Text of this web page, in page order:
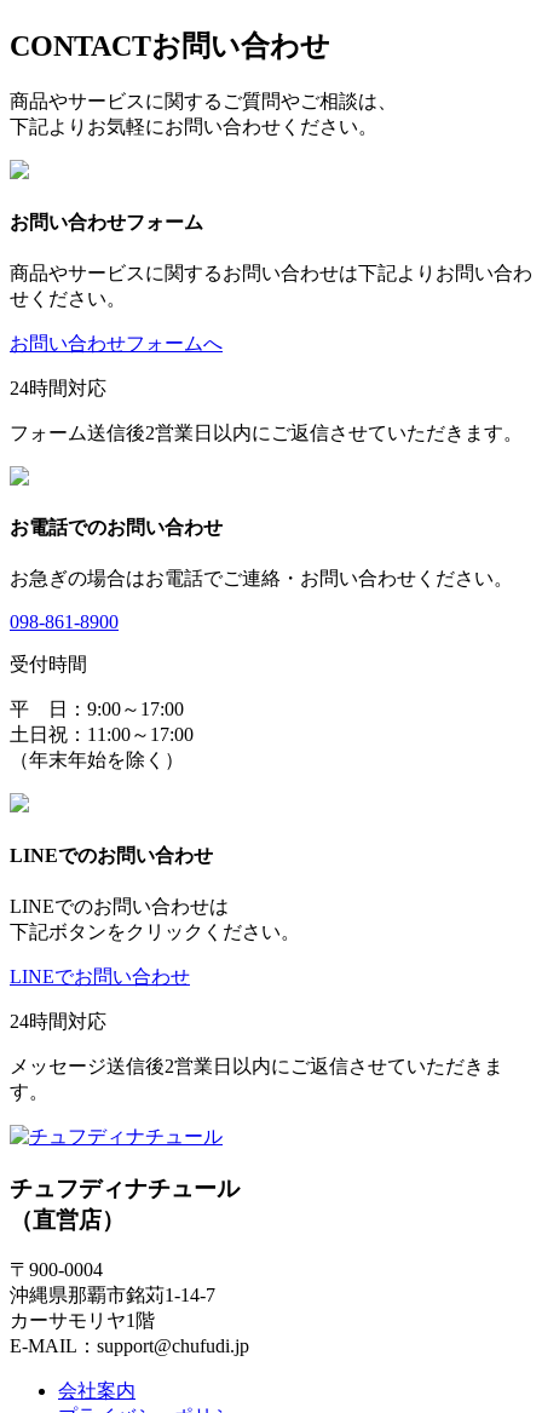
CONTACTお問い合わせ
商品やサービスに関するご質問やご相談は、
下記よりお気軽にお問い合わせください。
お問い合わせフォーム
商品やサービスに関するお問い合わせは下記よりお問い合わ
せください。
お問い合わせフォームへ
24時間対応
フォーム送信後2営業日以内にご返信させていただきます。
お電話でのお問い合わせ
お急ぎの場合はお電話でご連絡・お問い合わせください。
098-861-8900
受付時間
平 日：9:00～17:00
土日祝：11:00～17:00
（年末年始を除く）
LINEでのお問い合わせ
LINEでのお問い合わせは
下記ボタンをクリックください。
LINEでお問い合わせ
24時間対応
メッセージ送信後2営業日以内にご返信させていただきま
す。
チュフディナチュール
（直営店）
〒900-0004
沖縄県那覇市銘苅1-14-7
カーサモリヤ1階
E-MAIL：support@chufudi.jp
会社案内